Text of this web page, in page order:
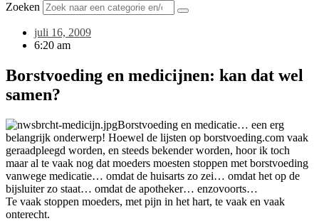
Zoeken
juli 16, 2009
6:20 am
Borstvoeding en medicijnen: kan dat wel
samen?
Borstvoeding en medicatie… een erg
belangrijk onderwerp! Hoewel de lijsten op borstvoeding.com vaak
geraadpleegd worden, en steeds bekender worden, hoor ik toch
maar al te vaak nog dat moeders moesten stoppen met borstvoeding
vanwege medicatie… omdat de huisarts zo zei… omdat het op de
bijsluiter zo staat… omdat de apotheker… enzovoorts…
Te vaak stoppen moeders, met pijn in het hart, te vaak en vaak
onterecht.